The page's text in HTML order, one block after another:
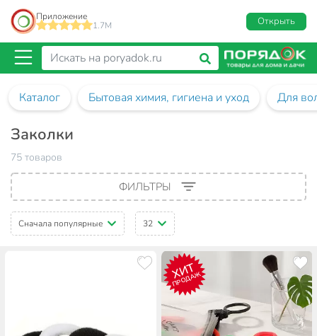
Приложение
1.7M
Открыть
Каталог Бытовая химия, гигиена и уход Для
Заколки
75 товаров
ФИЛЬТРЫ
Сначала популярные 32
ХИТ
ПРОДАЖ